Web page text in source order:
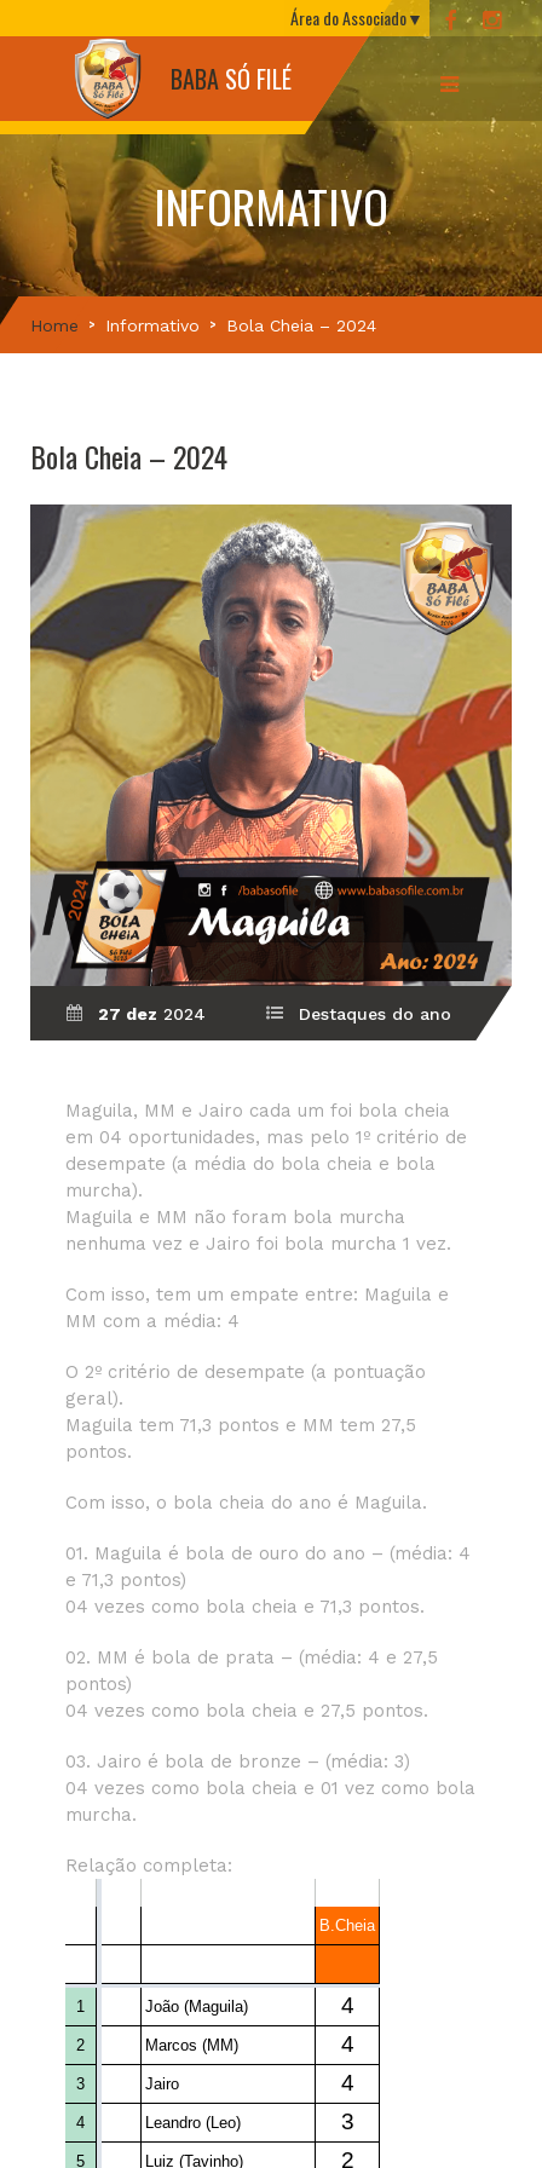
Área do Associado
BABA SÓ FILÉ
INFORMATIVO
Home Informativo Bola Cheia – 2024
Bola Cheia – 2024
27 dez 2024 Destaques do ano
Maguila, MM e Jairo cada um foi bola cheia
em 04 oportunidades, mas pelo 1º critério de
desempate (a média do bola cheia e bola
murcha).
Maguila e MM não foram bola murcha
nenhuma vez e Jairo foi bola murcha 1 vez.
Com isso, tem um empate entre: Maguila e
MM com a média: 4
O 2º critério de desempate (a pontuação
geral).
Maguila tem 71,3 pontos e MM tem 27,5
pontos.
Com isso, o bola cheia do ano é Maguila.
01. Maguila é bola de ouro do ano – (média: 4
e 71,3 pontos)
04 vezes como bola cheia e 71,3 pontos.
02. MM é bola de prata – (média: 4 e 27,5
pontos)
04 vezes como bola cheia e 27,5 pontos.
03. Jairo é bola de bronze – (média: 3)
04 vezes como bola cheia e 01 vez como bola
murcha.
Relação completa: